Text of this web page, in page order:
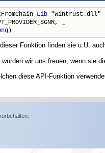
Lib "wintrust.dll" (
_
)
Funktion finden sie u.U.
wir uns freuen, wenn sie
diese API-Funktion